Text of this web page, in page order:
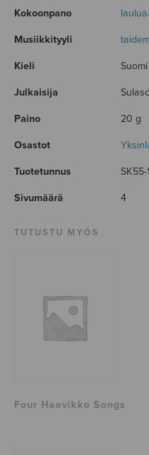
Kokoonpano
Musiikkityyli
Kieli Suomi
Julkaisija
Paino 20 g
Osastot
Tuotetunnus SK55-1
Sivumäärä 4
TUTUSTU MYÖS
Four Haavikko Songs